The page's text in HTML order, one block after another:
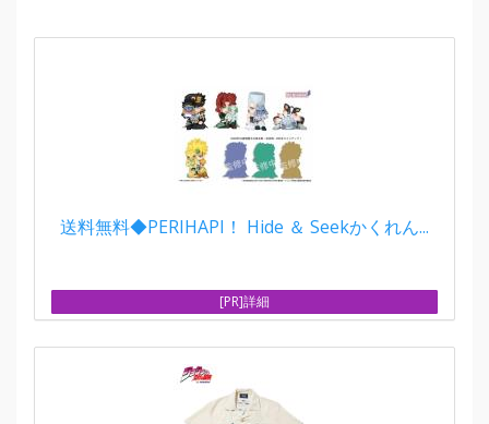
送料無料◆PERIHAPI！ Hide ＆ Seekかくれん...
[PR]詳細